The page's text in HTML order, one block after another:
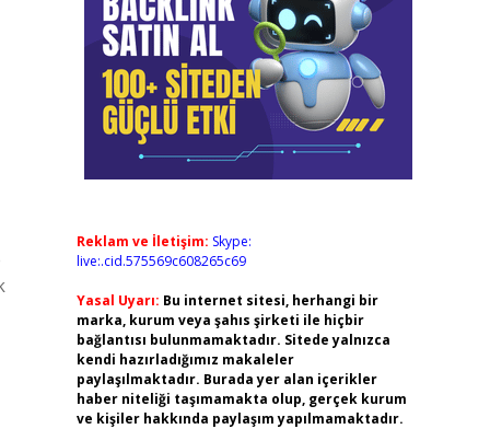
Reklam ve İletişim: Skype:
live:.cid.575569c608265c69
Yasal Uyarı: Bu internet sitesi, herhangi bir
marka, kurum veya şahıs şirketi ile hiçbir
bağlantısı bulunmamaktadır. Sitede yalnızca
kendi hazırladığımız makaleler
paylaşılmaktadır. Burada yer alan içerikler
haber niteliği taşımamakta olup, gerçek kurum
ve kişiler hakkında paylaşım yapılmamaktadır.